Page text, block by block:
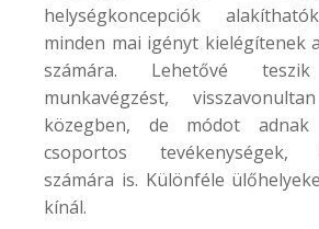
helységkoncepciók
minden mai igényt kielégítenek
számára. Lehetővé
munkavégzést,
közegben, de módot
csoportos tevékenységek,
számára is. Különféle
kínál.